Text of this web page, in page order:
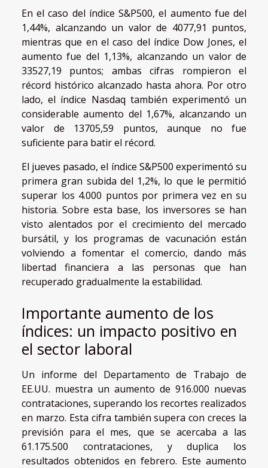
En el caso del índice S&P500, el aumento fue del
1,44%, alcanzando un valor de 4077,91 puntos,
mientras que en el caso del índice Dow Jones, el
aumento fue del 1,13%, alcanzando un valor de
33527,19 puntos; ambas cifras rompieron el
récord histórico alcanzado hasta ahora. Por otro
lado, el índice Nasdaq también experimentó un
considerable aumento del 1,67%, alcanzando un
valor de 13705,59 puntos, aunque no fue
suficiente para batir el récord.
El jueves pasado, el índice S&P500 experimentó su
primera gran subida del 1,2%, lo que le permitió
superar los 4.000 puntos por primera vez en su
historia. Sobre esta base, los inversores se han
visto alentados por el crecimiento del mercado
bursátil, y los programas de vacunación están
volviendo a fomentar el comercio, dando más
libertad financiera a las personas que han
recuperado gradualmente la estabilidad.
Importante aumento de los
índices: un impacto positivo en
el sector laboral
Un informe del Departamento de Trabajo de
EE.UU. muestra un aumento de 916.000 nuevas
contrataciones, superando los recortes realizados
en marzo. Esta cifra también supera con creces la
previsión para el mes, que se acercaba a las
61.175.500 contrataciones, y duplica los
resultados obtenidos en febrero. Este aumento